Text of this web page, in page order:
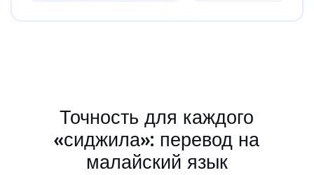
Точность для каждого
«сиджила»: перевод на
малайский язык